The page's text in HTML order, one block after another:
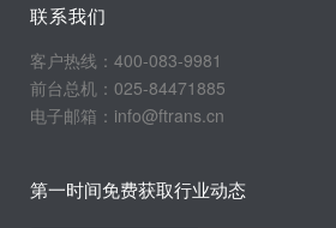
联系我们
客户热线：400-083-9981
前台总机：025-84471885
电子邮箱：info@ftrans.cn
第一时间免费获取行业动态